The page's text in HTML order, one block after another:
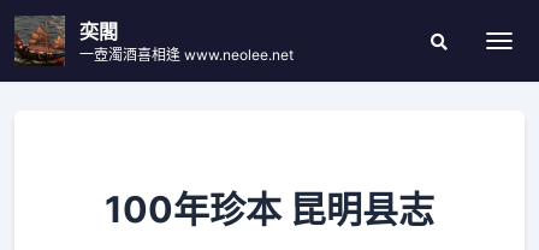
Skip
to
content
奕閣
一壺濁酒喜相逢 www.neolee.net
100年珍本 昆明县志